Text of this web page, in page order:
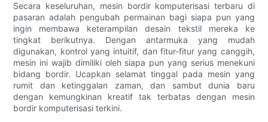
Secara keseluruhan, mesin bordir komputerisasi terbaru di
pasaran adalah pengubah permainan bagi siapa pun yang
ingin membawa keterampilan desain tekstil mereka ke
tingkat berikutnya. Dengan antarmuka yang mudah
digunakan, kontrol yang intuitif, dan fitur-fitur yang canggih,
mesin ini wajib dimiliki oleh siapa pun yang serius menekuni
bidang bordir. Ucapkan selamat tinggal pada mesin yang
rumit dan ketinggalan zaman, dan sambut dunia baru
dengan kemungkinan kreatif tak terbatas dengan mesin
bordir komputerisasi terkini.